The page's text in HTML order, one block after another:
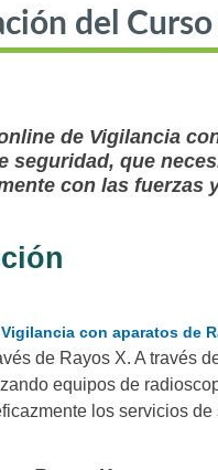
del Curso
de Vigilancia
seguridad, que
con las fuerzas
Vigilancia con aparatos de
de Rayos X. A través
equipos de
los servicios